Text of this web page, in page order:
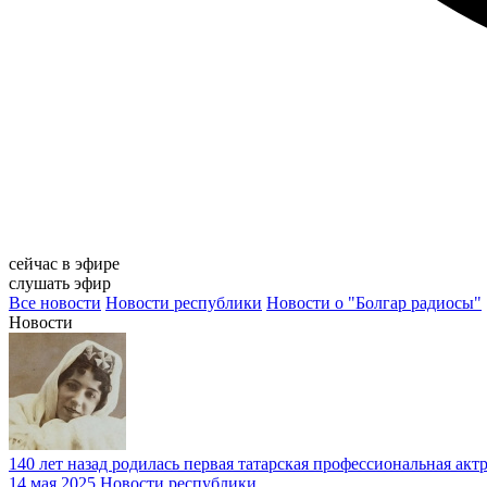
сейчас в эфире
слушать эфир
Все новости Новости республики Новости о "Болгар радиосы"
Новости
140 лет назад родилась первая татарская профессиональная